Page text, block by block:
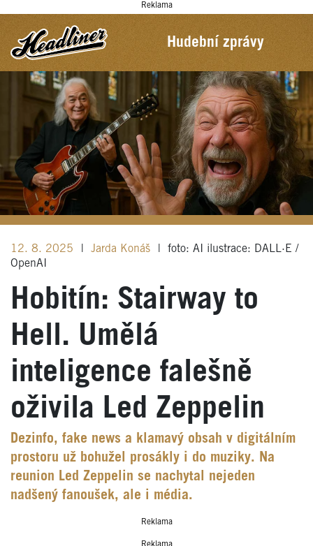
Reklama
Hudební zprávy
12. 8. 2025 Jarda Konáš
foto: AI ilustrace: DALL·E /
OpenAI
Hobitín: Stairway to
Hell. Umělá
inteligence falešně
oživila Led Zeppelin
Dezinfo, fake news a klamavý obsah v digitálním
prostoru už bohužel prosákly i do muziky. Na
reunion Led Zeppelin se nachytal nejeden
nadšený fanoušek, ale i média.
Reklama
Reklama